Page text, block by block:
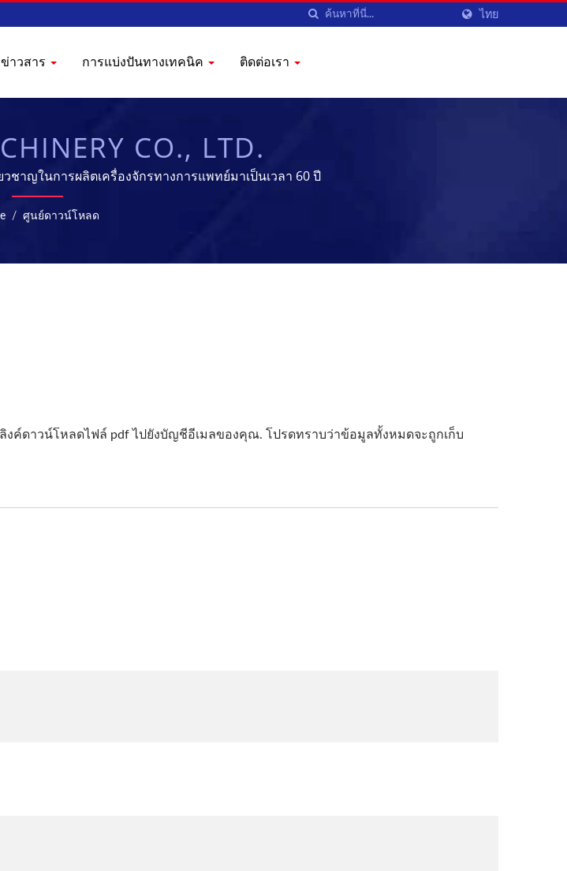
ไทย
ข่าวสาร การแบ่งปันทางเทคนิค ติดต่อเรา
CO., LTD.
ยวชาญในการผลิตเครื่องจักรทางการแพทย์มาเป็นเวลา 60 ปี
/ ศูนย์ดาวน์โหลด
ค์ดาวน์โหลดไฟล์ pdf ไปยังบัญชีอีเมลของคุณ. โปรดทราบว่าข้อมูลทั้งหมดจะถูกเก็บ